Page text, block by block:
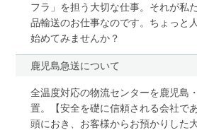
フラ」を担う大切な仕事。それが私
品輸送のお仕事なのです。ちょっと
始めてみませんか？
鹿児島急送について
全温度対応の物流センターを鹿児島
置。【安全を礎に信頼される会社で
頭におき、お客様からお預かりした